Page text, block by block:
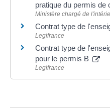
pratique du permis de
Ministère chargé de
Contrat type de
Legifrance
Contrat type de
pour le permis B
Legifrance